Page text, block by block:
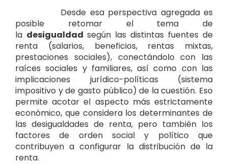
Desde esa perspectiva agregada es
posible retomar el tema de
la desigualdad según las distintas fuentes de
renta (salarios, beneficios, rentas mixtas,
prestaciones sociales), conectándolo con las
raíces sociales y familiares, así como con las
implicaciones jurídico-políticas (sistema
impositivo y de gasto público) de la cuestión. Eso
permite acotar el aspecto más estrictamente
económico, que considera los determinantes de
las desigualdades de renta, pero también los
factores de orden social y político que
contribuyen a configurar la distribución de la
renta.